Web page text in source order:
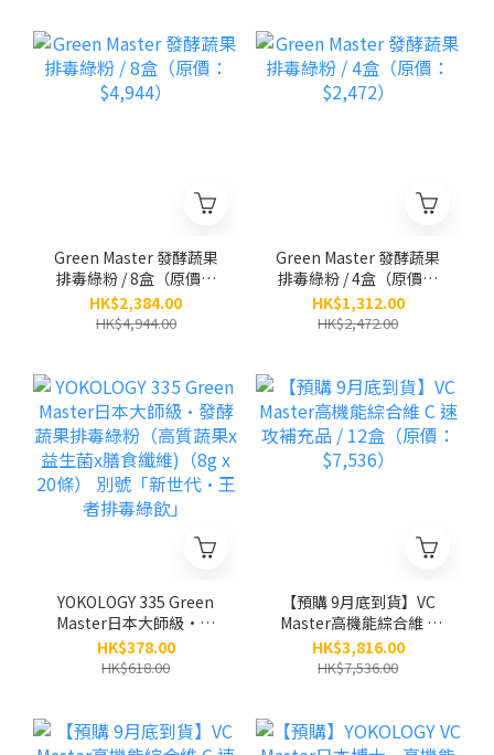
Green Master 發酵蔬果
排毒綠粉 / 8盒（原價：
$4,944）
HK$2,384.00
HK$4,944.00
Green Master 發酵蔬果
排毒綠粉 / 4盒（原價：
$2,472）
HK$1,312.00
HK$2,472.00
YOKOLOGY 335 Green
Master日本大師級•發
酵蔬果排毒綠粉（高質蔬
果x益生菌x膳食纖維)
HK$378.00
HK$618.00
【預購 9月底到貨】VC
Master高機能綜合維 C
速攻補充品 / 12盒（原
價：$7,536）
HK$3,816.00
HK$7,536.00